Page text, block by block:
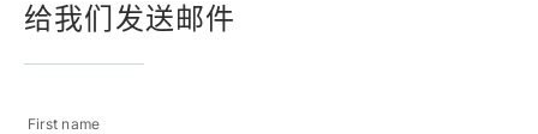
给我们发送邮件
First name